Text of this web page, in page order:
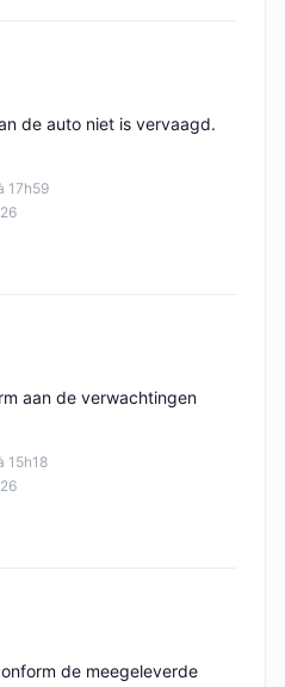
17h59
de auto niet is vervaagd.
15h18
aan de verwachtingen
de meegeleverde